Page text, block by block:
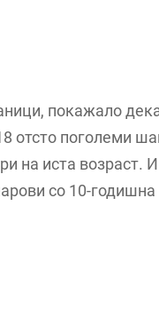
покажало
отсто поголеми
на иста возраст.
со 10-